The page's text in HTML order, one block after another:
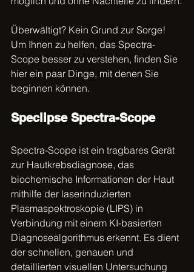
Überwältigt? Kein Grund zur Sorge!
Um Ihnen zu helfen, das Spectra-
Scope besser zu verstehen, finden Sie
hier ein paar Dinge, mit denen Sie
beginnen können.
Speclipse Spectra-Scope
Spectra-Scope ist ein tragbares Gerät
zur Hautkrebsdiagnose, das
biochemische Informationen der Haut
mithilfe der laserinduzierten
Plasmaspektroskopie (LIPS) in
Verbindung mit einem KI-basierten
Diagnosealgorithmus erkennt. Es dient
der schnellen, genauen und
detaillierten visuellen Untersuchung